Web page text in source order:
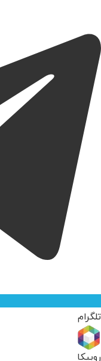
تلگرام
روبیکا